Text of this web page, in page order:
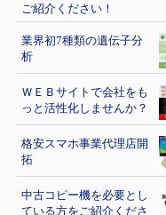
ご紹介ください！
業界初7種類の遺伝子分
析
ＷＥＢサイトで会社をも
っと活性化しませんか？
格安スマホ事業代理店開
拓
中古コピー機を必要とし
ている方をご紹介くださ